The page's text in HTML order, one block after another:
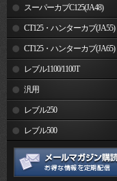
スーパーカブC125(JA48)
CT125・ハンターカブ(JA55)
CT125・ハンターカブ(JA65)
レブル1100/1100T
汎用
レブル250
レブル500